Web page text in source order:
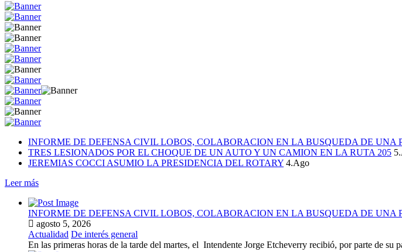
INFORME DE DEFENSA CIVIL LOBOS, COLABORACION EN LA BUSQUEDA DE UNA
TRES LESIONADOS POR EL CHOQUE DE UN AUTO Y UN CAMION EN LA RUTA 205
JEREMIAS COCCI ASUMIO LA PRESIDENCIA DEL ROTARY 4.Ago
Leer más
INFORME DE DEFENSA CIVIL LOBOS, COLABORACION EN LA BUSQUEDA DE UNA
agosto 5, 2026
Actualidad De interés general
En las primeras horas de la tarde del martes, el Intendente Jorge Etcheverry recibió, por parte de su